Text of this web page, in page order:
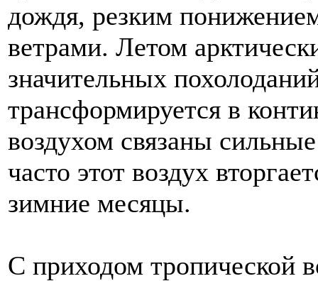
дождя, резким
ветрами. Летом
значительных
трансформируется в
воздухом связаны
часто этот воздух
зимние месяцы.
С приходом тропической